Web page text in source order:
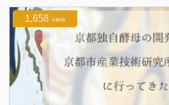
1,658 view